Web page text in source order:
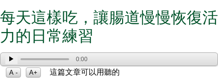
每天這樣吃，讓腸道慢慢恢復活
力的日常練習
▶ 0:00
A - A+ 這篇文章可以用聽的